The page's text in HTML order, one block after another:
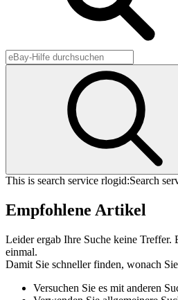
This is search service rlogid:Search
Empfohlene Artikel
Leider ergab Ihre Suche keine Treffer.
einmal.
Damit Sie schneller finden, wonach
Versuchen Sie es mit anderen